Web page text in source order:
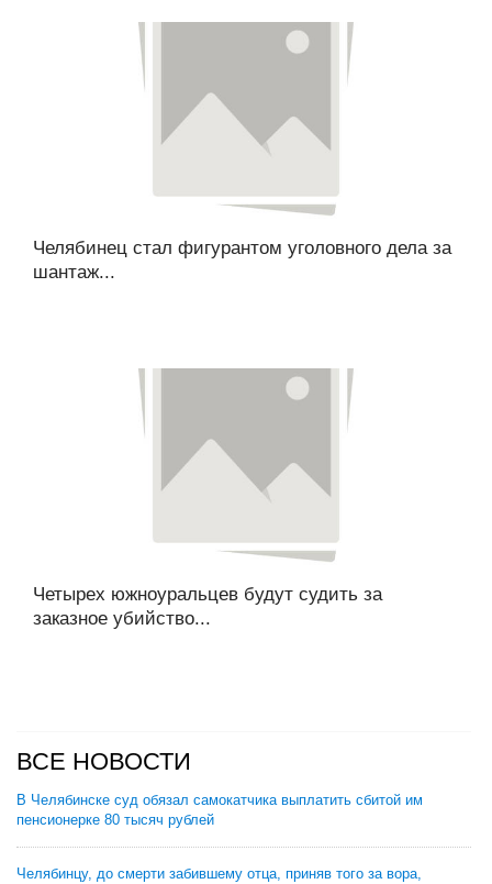
Челябинец стал фигурантом уголовного дела за
шантаж...
Четырех южноуральцев будут судить за
заказное убийство...
ВСЕ НОВОСТИ
В Челябинске суд обязал самокатчика выплатить сбитой им
пенсионерке 80 тысяч рублей
Челябинцу, до смерти забившему отца, приняв того за вора,